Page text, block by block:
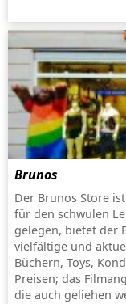
Brunos
Der Brunos Store
für den schwulen
gelegen, bietet der
vielfältige und
Büchern, Toys,
Preisen; das
die auch geliehen